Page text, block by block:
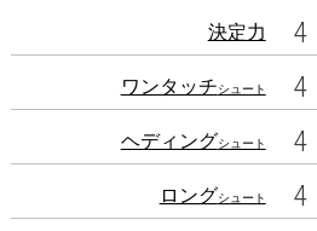
決定力 4
ワンタッチシュート 4
ヘディングシュート 4
ロングシュート 4